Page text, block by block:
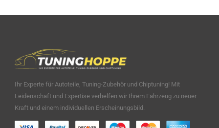
Ihr Experte für Autoteile, Tuning-Zubehör und Chiptuning! Mit
Leidenschaft und Expertise verhelfen wir Ihrem Fahrzeug zu neuer
Kraft und einem individuellen Erscheinungsbild.